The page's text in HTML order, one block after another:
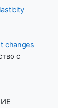
changes
с